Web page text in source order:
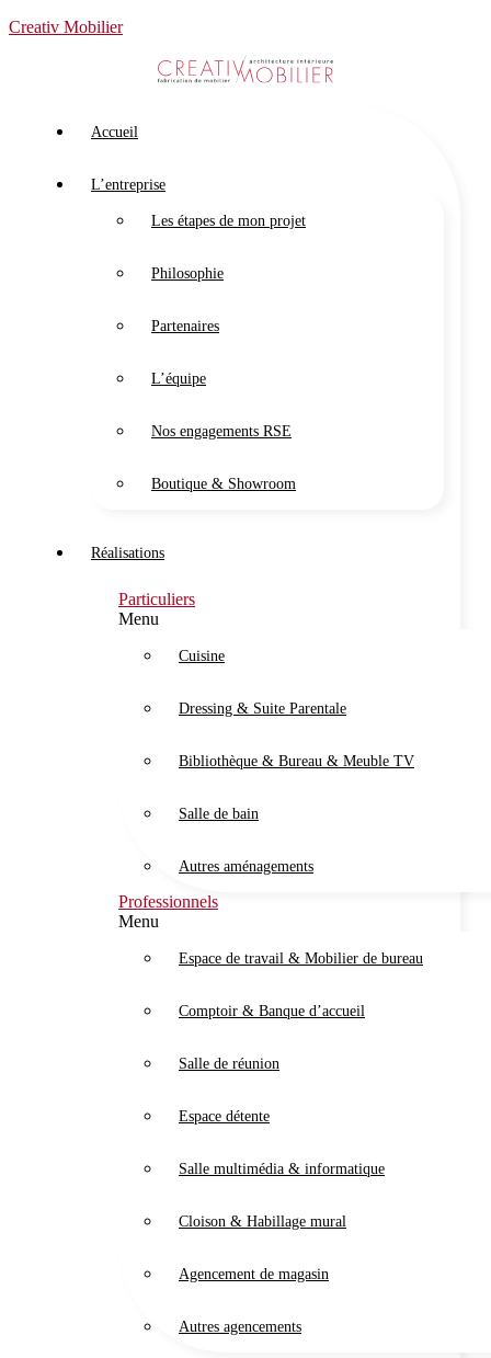
Creativ Mobilier
Accueil
L’entreprise
Les étapes de mon projet
Philosophie
Partenaires
L’équipe
Nos engagements RSE
Boutique & Showroom
Réalisations
Particuliers
Menu
Cuisine
Dressing & Suite Parentale
Bibliothèque & Bureau & Meuble TV
Salle de bain
Autres aménagements
Professionnels
Menu
Espace de travail & Mobilier de bureau
Comptoir & Banque d’accueil
Salle de réunion
Espace détente
Salle multimédia & informatique
Cloison & Habillage mural
Agencement de magasin
Autres agencements